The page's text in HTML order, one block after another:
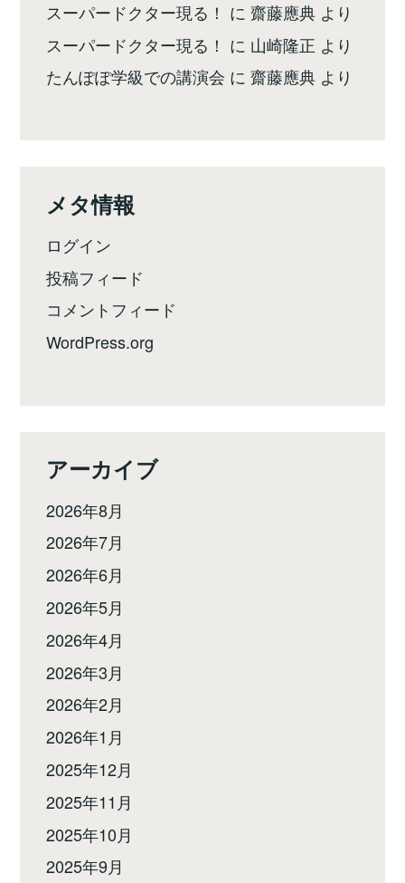
スーパードクター現る！ に齋藤應典 より
スーパードクター現る！ に 山崎隆正 より
たんぽぽ学級での講演会 に齋藤應典 より
メタ情報
ログイン
投稿フィード
コメントフィード
WordPress.org
アーカイブ
2026年8月
2026年7月
2026年6月
2026年5月
2026年4月
2026年3月
2026年2月
2026年1月
2025年12月
2025年11月
2025年10月
2025年9月